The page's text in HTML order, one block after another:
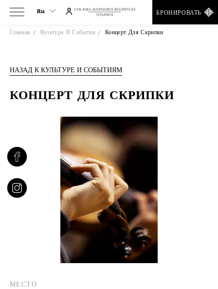
Ru
Ru
De
Fr
БРОНИРОВАТЬ
Главная Культура И События Концерт Для Скрипки
НАЗАД К КУЛЬТУРЕ И СОБЫТИЯМ
КОНЦЕРТ ДЛЯ СКРИПКИ
МЕСТО